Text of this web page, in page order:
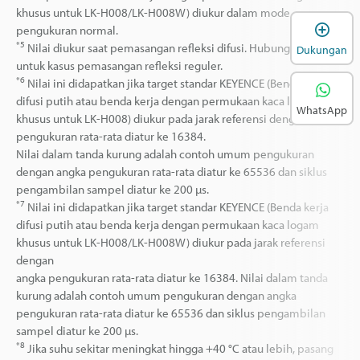
khusus untuk LK-H008/LK-H008W) diukur dalam mode
pengukuran normal.
*5 Nilai diukur saat pemasangan refleksi difusi. Hubungi kami
untuk kasus pemasangan refleksi reguler.
*6 Nilai ini didapatkan jika target standar KEYENCE (Benda kerja
difusi putih atau benda kerja dengan permukaan kaca logam
khusus untuk LK-H008) diukur pada jarak referensi dengan angka
pengukuran rata-rata diatur ke 16384.
Nilai dalam tanda kurung adalah contoh umum pengukuran
dengan angka pengukuran rata-rata diatur ke 65536 dan siklus
pengambilan sampel diatur ke 200 µs.
*7 Nilai ini didapatkan jika target standar KEYENCE (Benda kerja
difusi putih atau benda kerja dengan permukaan kaca logam
khusus untuk LK-H008/LK-H008W) diukur pada jarak referensi
dengan
angka pengukuran rata-rata diatur ke 16384. Nilai dalam tanda
kurung adalah contoh umum pengukuran dengan angka
pengukuran rata-rata diatur ke 65536 dan siklus pengambilan
sampel diatur ke 200 µs.
*8 Jika suhu sekitar meningkat hingga +40 °C atau lebih, pasang
Dukungan
WhatsApp